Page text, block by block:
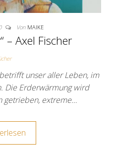
Von MAIKE
– Axel Fischer
unser aller Leben, im
Die Erderwärmung wird
getrieben, extreme…